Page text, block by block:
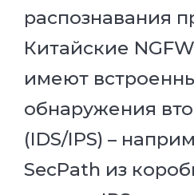
распознавания
Китайские
имеют
обнаружения
(IDS/IPS) –
SecPath из